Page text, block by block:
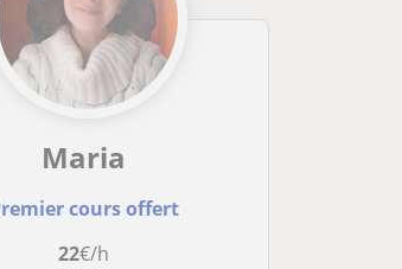
Maria
cours offert
22€/h